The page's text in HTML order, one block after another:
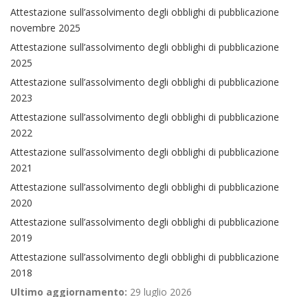
Attestazione sull’assolvimento degli obblighi di pubblicazione
novembre 2025
Attestazione sull’assolvimento degli obblighi di pubblicazione
2025
Attestazione sull’assolvimento degli obblighi di pubblicazione
2023
Attestazione sull’assolvimento degli obblighi di pubblicazione
2022
Attestazione sull’assolvimento degli obblighi di pubblicazione
2021
Attestazione sull’assolvimento degli obblighi di pubblicazione
2020
Attestazione sull’assolvimento degli obblighi di pubblicazione
2019
Attestazione sull’assolvimento degli obblighi di pubblicazione
2018
Ultimo aggiornamento: 29 luglio 2026